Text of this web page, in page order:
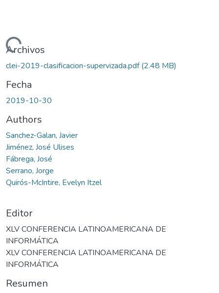
Archivos
clei-2019-clasificacion-supervizada.pdf(2.48 MB)
Fecha
2019-10-30
Authors
Sanchez-Galan, Javier
Jiménez, José Ulises
Fábrega, José
Serrano, Jorge
Quirós-McIntire, Evelyn Itzel
Editor
XLV CONFERENCIA LATINOAMERICANA DE
INFORMÁTICA
XLV CONFERENCIA LATINOAMERICANA DE
INFORMÁTICA
Resumen